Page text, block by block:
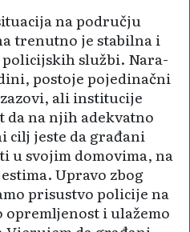
na području
trenutno je stabilna i
policijskih službi. Nara­
postoje pojedinačni
ali institucije
da na njih adekvatno
cilj jeste da građani
u svojim domovima, na
Upravo zbog
prisustvo policije na
i ulažemo